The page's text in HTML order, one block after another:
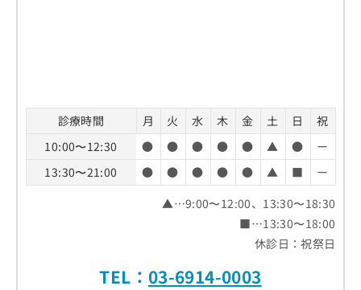
診療時間 月 火 水 木 金 土 日
祝
10:00〜12:30
● ● ● ● ● ▲ ●
ー
13:30〜21:00
● ● ● ● ● ▲ ■
ー
▲…9:00〜12:00、13:30〜18:30
■…13:30〜18:00
休診日：祝祭日
TEL： 03-6914-0003